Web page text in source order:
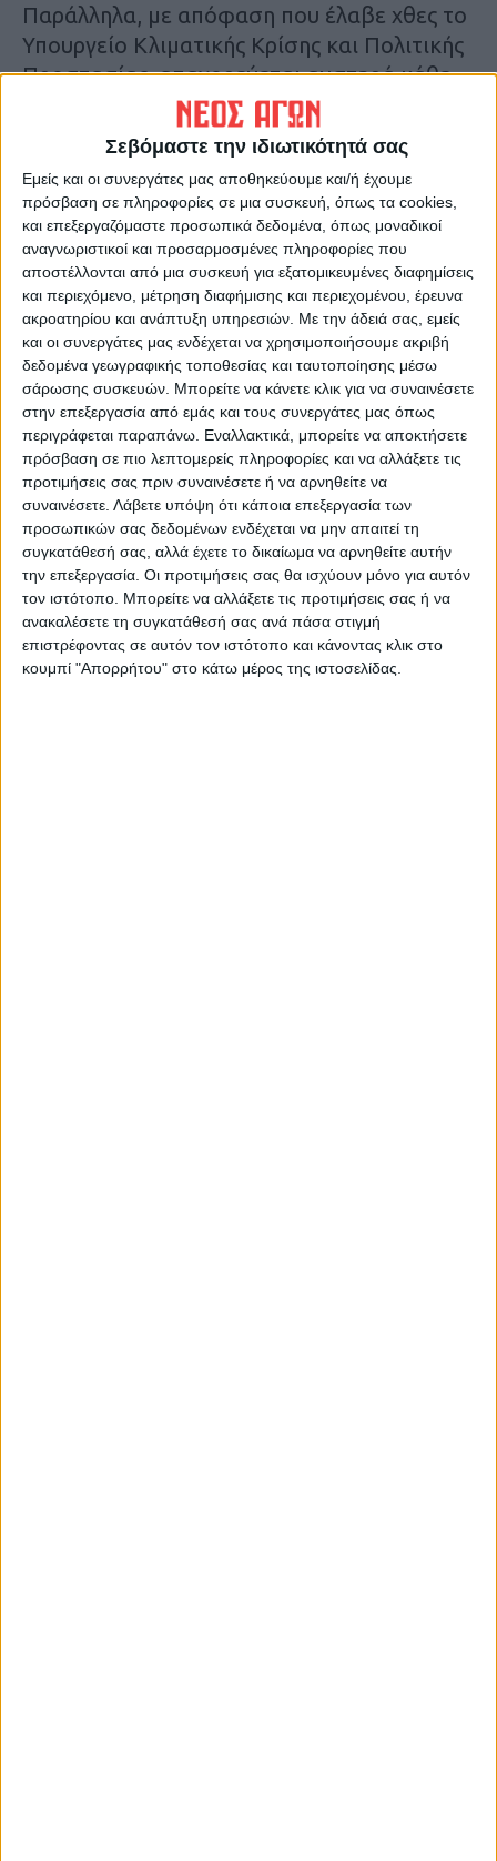
Σεβόμαστε την ιδιωτικότητά σας
Εμείς και οι συνεργάτες μας αποθηκεύουμε και/ή έχουμε
πρόσβαση σε πληροφορίες σε μια συσκευή, όπως τα cookies,
και επεξεργαζόμαστε προσωπικά δεδομένα, όπως μοναδικοί
αναγνωριστικοί και προσαρμοσμένες πληροφορίες που
αποστέλλονται από μια συσκευή για εξατομικευμένες διαφημίσεις
και περιεχόμενο, μέτρηση διαφήμισης και περιεχομένου, έρευνα
ακροατηρίου και ανάπτυξη υπηρεσιών. Με την άδειά σας, εμείς
και οι συνεργάτες μας ενδέχεται να χρησιμοποιήσουμε ακριβή
δεδομένα γεωγραφικής τοποθεσίας και ταυτοποίησης μέσω
σάρωσης συσκευών. Μπορείτε να κάνετε κλικ για να συναινέσετε
στην επεξεργασία από εμάς και τους συνεργάτες μας όπως
περιγράφεται παραπάνω. Εναλλακτικά, μπορείτε να αποκτήσετε
πρόσβαση σε πιο λεπτομερείς πληροφορίες και να αλλάξετε τις
προτιμήσεις σας πριν συναινέσετε ή να αρνηθείτε να
συναινέσετε. Λάβετε υπόψη ότι κάποια επεξεργασία των
προσωπικών σας δεδομένων ενδέχεται να μην απαιτεί τη
συγκατάθεσή σας, αλλά έχετε το δικαίωμα να αρνηθείτε αυτήν
την επεξεργασία. Οι προτιμήσεις σας θα ισχύουν μόνο για αυτόν
τον ιστότοπο. Μπορείτε να αλλάξετε τις προτιμήσεις σας ή να
ανακαλέσετε τη συγκατάθεσή σας ανά πάσα στιγμή
επιστρέφοντας σε αυτόν τον ιστότοπο και κάνοντας κλικ στο
κουμπί "Απορρήτου" στο κάτω μέρος της ιστοσελίδας.
Παράλληλα, με απόφαση που έλαβε χθες το
Υπουργείο Κλιματικής Κρίσης και Πολιτικής
Προστασίας, απαγορεύεται αυστηρά κάθε
εργασία στην ύπαιθρο, καθώς και η καύση
υπολειμμάτων καλλιεργειών έως και
Δευτέρα 18 Μαρτίου.
Αναλυτκοτερα, μετά από σύσκεψη που
πραγματοποιήθηκε το πρωί της Τρίτης στην
Πολιτική Προστασία, αποφασίστηκε λόγω
του μεγάλου αριθμού πυρκαγιών που έχουν
καταγραφεί τις προηγούμενες ημέρες, λόγω
των καιρικών συνθηκών που αναμένεται να
επικρατήσουν (ζέστη με θερμοκρασία
αρκετά πάνω από το μέσο όρο της εποχής)
να υπάρξει απαγόρευση καύσης μέχρι και τις
18 Μαρτίου.
Οι πολίτες καλούνται να συμμορφωθούν
πλήρως με την απαγόρευση, προκειμένου να
αποφευχθούν δυσάρεστα φαινόμενα. Η
Πυροσβεστική Υπηρεσία προειδοποιεί τους
πολίτες, ιδίως τους αγρότες, κτηνοτρόφους